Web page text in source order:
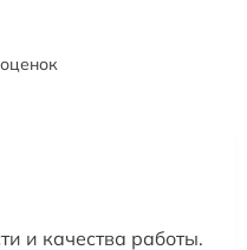
и качества работы.